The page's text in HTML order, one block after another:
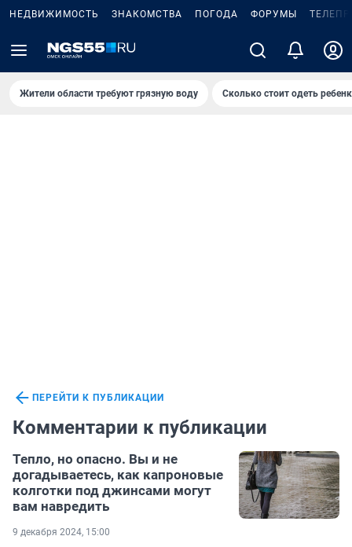
НЕДВИЖИМОСТЬ ЗНАКОМСТВА ПОГОДА ФОРУМЫ
Жители области требуют грязную воду Сколько стоит одеть
ПЕРЕЙТИ К ПУБЛИКАЦИИ
Комментарии к публикации
Тепло, но опасно. Вы и не
догадываетесь, как капроновые
колготки под джинсами могут
вам навредить
9 декабря 2024, 15:00